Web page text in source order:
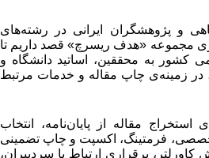
و پژوهشگران ایرانی در رشته‌های
مجموعه «هدف ریسرچ» قصد داریم تا
کشور به محققین، اساتید دانشگاه و
در زمینه‌ی چاپ مقاله و خدمات مرتبط
مقاله از پایان‌نامه، انتخاب
فرمتینگ، اکسپت و چاپ تضمینی
برقراری ارتباط با سردبیران،